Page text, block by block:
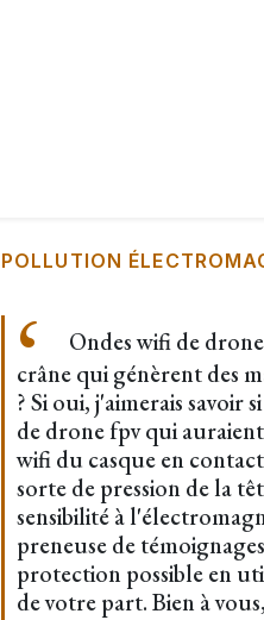
POLLUTION
Ondes wifi de
crâne qui génèrent des
? Si oui, j'aimerais savoir
de drone fpv qui
wifi du casque en
sorte de pression de la
sensibilité à
preneuse de
protection possible en
de votre part. Bien à